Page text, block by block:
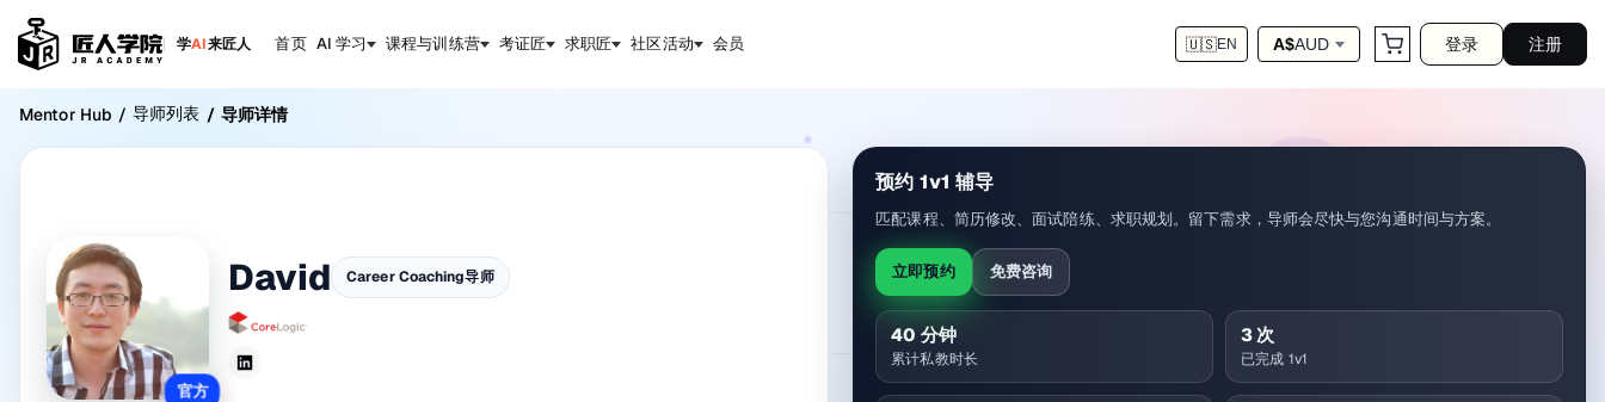
学AI来匠人 首页 AI 学习 课程与训练营 考证匠 求职匠 社区活动 会员 🇺🇸EN A$AUD 登录 注册
Mentor Hub / 导师列表 / 导师详情
官方
David Career Coaching导师
预约 1v1 辅导
匹配课程、简历修改、面试陪练、求职规划。留下需求，导师会尽快与您沟通时间与方案。
立即预约 免费咨询
40 分钟
累计私教时长
3次
已完成 1v1